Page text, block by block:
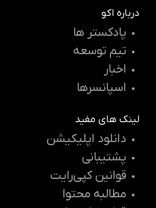
درباره اکو
پادکستر ها
تیم توسعه
اخبار
اسپانسرها
لینک های مفید
دانلود اپلیکیشن
پشتیبانی
قوانین کپی‌رایت
مطالبه محتوا